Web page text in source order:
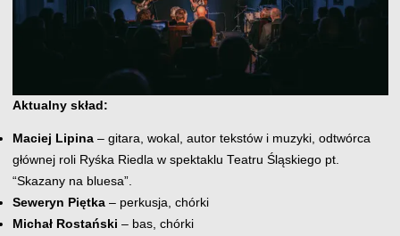
Aktualny skład:
Maciej Lipina– gitara, wokal, autor tekstów i muzyki, odtwórca
głównej roli Ryśka Riedla w spektaklu Teatru Śląskiego pt.
“Skazany na bluesa”.
Seweryn Piętka– perkusja, chórki
Michał Rostański – bas, chórki